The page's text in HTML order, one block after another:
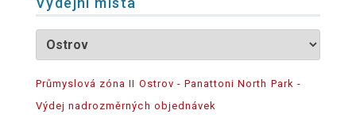
Průmyslová zóna II Ostrov - Panattoni North Park -
Výdej nadrozměrných objednávek